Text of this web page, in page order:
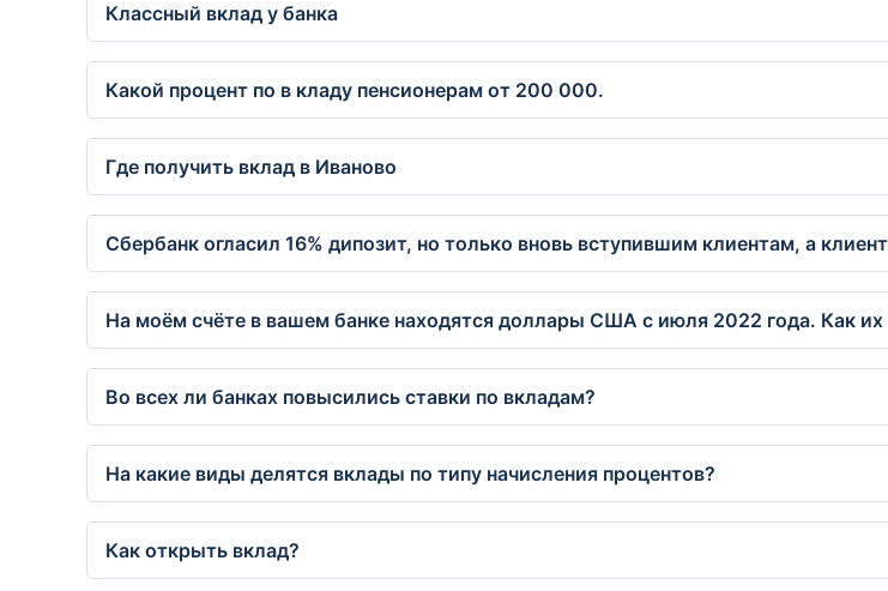
Классный вклад у банка
Какой процент по в кладу пенсионерам от 200 000.
Где получить вклад в Иваново
Сбербанк огласил 16% дипозит, но только вновь вступившим клиентам, а
На моём счёте в вашем банке находятся доллары США с июля 2022 года. Как их
Во всех ли банках повысились ставки по вкладам?
На какие виды делятся вклады по типу начисления процентов?
Как открыть вклад?